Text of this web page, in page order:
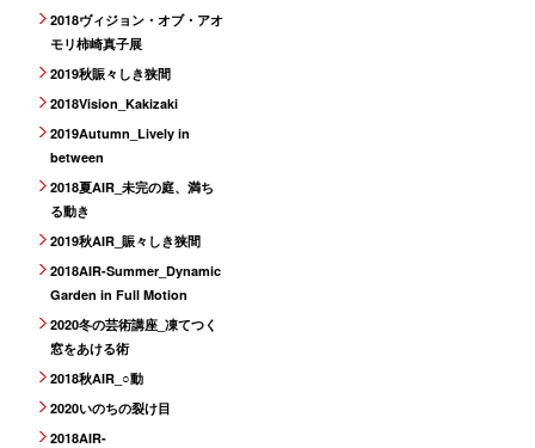
2018ヴィジョン・オブ・アオ
モリ柿崎真子展
2019秋賑々しき狭間
2018Vision_Kakizaki
2019Autumn_Lively in
between
2018夏AIR_未完の庭、満ち
る動き
2019秋AIR_賑々しき狭間
2018AIR-Summer_Dynamic
Garden in Full Motion
2020冬の芸術講座_凍てつく
窓をあける術
2018秋AIR_○動
2020いのちの裂け目
2018AIR-